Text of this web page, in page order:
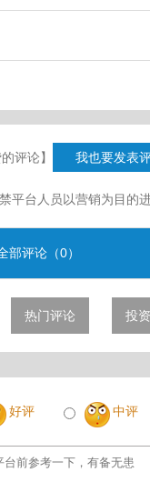
评论】 我也要发表
平台人员以营销为目的
部评论（0）
热门评论 投
好评 中评